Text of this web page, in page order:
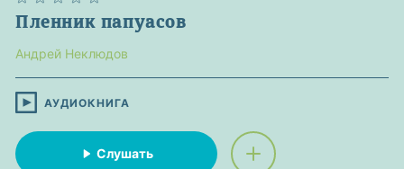
Пленник папуасов
Андрей Неклюдов
АУДИОКНИГА
Слушать